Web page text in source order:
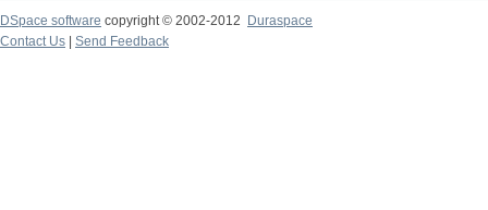
DSpace software copyright © 2002-2012
Duraspace
Contact Us
Send Feedback